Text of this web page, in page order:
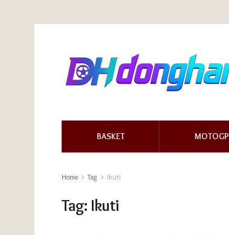
BASKET MOTOGP
Home Tag Ikuti
Tag: Ikuti